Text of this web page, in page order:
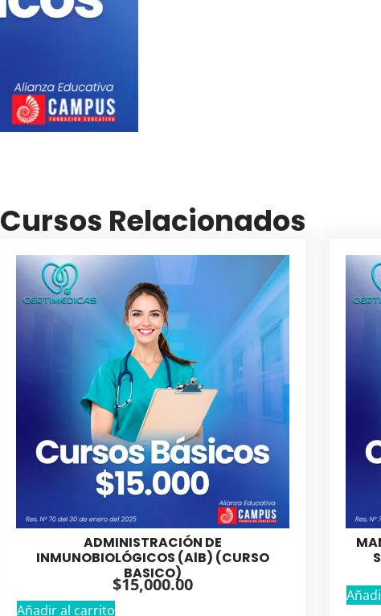
Cursos Relacionados
ADMINISTRACIÓN DE
INMUNOBIOLÓGICOS (AlB) (CURSO
BASICO)
$15,000.00
Añadir al carrito